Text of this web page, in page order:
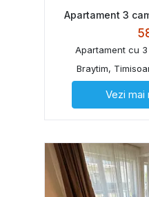
Apartament 3
Apartament cu
Braytim,
Vezi mai